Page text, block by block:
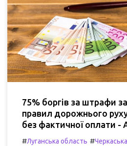
75% боргів за штрафи
правил дорожнього
без фактичної оплати -
#Луганська область #